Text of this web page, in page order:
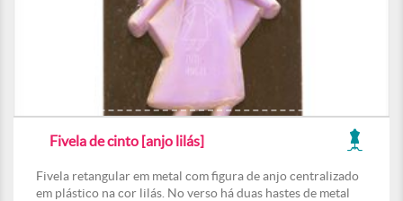
Fivela de cinto [anjo lilás]
Fivela retangular em metal com figura de anjo centralizado
em plástico na cor lilás. No verso há duas hastes de metal